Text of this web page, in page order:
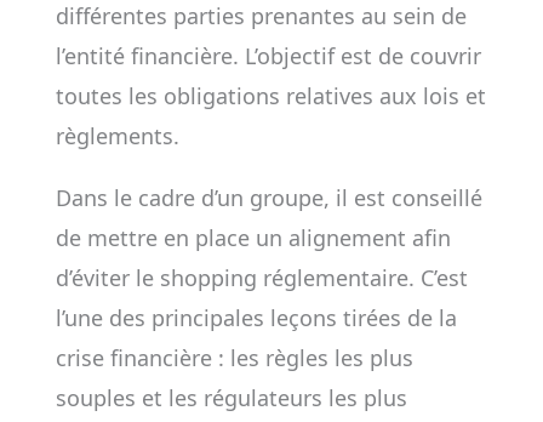
différentes parties prenantes au sein de
l’entité financière. L’objectif est de couvrir
toutes les obligations relatives aux lois et
règlements.
Dans le cadre d’un groupe, il est conseillé
de mettre en place un alignement afin
d’éviter le shopping réglementaire. C’est
l’une des principales leçons tirées de la
crise financière : les règles les plus
souples et les régulateurs les plus